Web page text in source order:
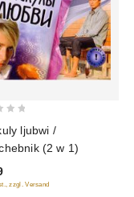
ljubwi /
(2 w 1)
zzgl. Versand